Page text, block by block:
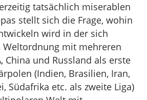
tatsächlich miserablen
stellt sich die Frage, wohin
wird in der sich
mit mehreren
China und Russland als erste
(Indien, Brasilien, Iran,
Südafrika etc. als zweite Liga)